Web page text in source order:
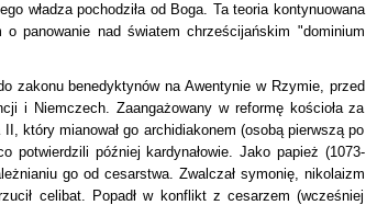
władza pochodziła od Boga. Ta teoria kontynuowana
panowanie nad światem chrześcijańskim "dominium
zakonu benedyktynów na Awentynie w Rzymie, przed
i Niemczech. Zaangażowany w reformę kościoła za
który mianował go archidiakonem (osobą pierwszą po
potwierdzili później kardynałowie. Jako papież (1073-
go od cesarstwa. Zwalczał symonię, nikolaizm
celibat. Popadł w konflikt z cesarzem (wcześniej